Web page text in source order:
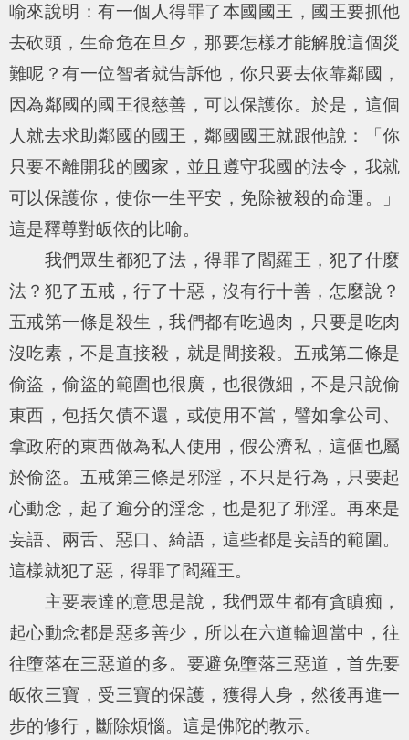
喻來說明：有一個人得罪了本國國王，國王要抓他
去砍頭，生命危在旦夕，那要怎樣才能解脫這個災
難呢？有一位智者就告訴他，你只要去依靠鄰國，
因為鄰國的國王很慈善，可以保護你。於是，這個
人就去求助鄰國的國王，鄰國國王就跟他說：「你
只要不離開我的國家，並且遵守我國的法令，我就
可以保護你，使你一生平安，免除被殺的命運。」
這是釋尊對皈依的比喻。
我們眾生都犯了法，得罪了閻羅王，犯了什麼
法？犯了五戒，行了十惡，沒有行十善，怎麼說？
五戒第一條是殺生，我們都有吃過肉，只要是吃肉
沒吃素，不是直接殺，就是間接殺。五戒第二條是
偷盜，偷盜的範圍也很廣，也很微細，不是只說偷
東西，包括欠債不還，或使用不當，譬如拿公司、
拿政府的東西做為私人使用，假公濟私，這個也屬
於偷盜。五戒第三條是邪淫，不只是行為，只要起
心動念，起了逾分的淫念，也是犯了邪淫。再來是
妄語、兩舌、惡口、綺語，這些都是妄語的範圍。
這樣就犯了惡，得罪了閻羅王。
主要表達的意思是說，我們眾生都有貪瞋痴，
起心動念都是惡多善少，所以在六道輪迴當中，往
往墮落在三惡道的多。要避免墮落三惡道，首先要
皈依三寶，受三寶的保護，獲得人身，然後再進一
步的修行，斷除煩惱。這是佛陀的教示。